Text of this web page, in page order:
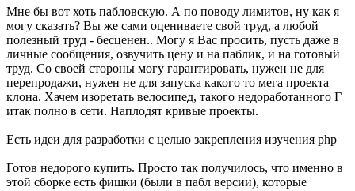
Мне бы вот хоть пабловскую. А по поводу лимитов, ну как я
могу сказать? Вы же сами оцениваете свой труд, а любой
полезный труд - бесценен.. Могу я Вас просить, пусть даже в
личные сообщения, озвучить цену и на паблик, и на готовый
труд. Со своей стороны могу гарантировать, нужен не для
перепродажи, нужен не для запуска какого то мега проекта
клона. Хачем изоретать велосипед, такого недоработанного Г
итак полно в сети. Наплодят кривые проекты.
Есть идеи для разработки с целью закрепления изучения php
Готов недорого купить. Просто так получилось, что именно в
этой сборке есть фишки (были в пабл версии), которые